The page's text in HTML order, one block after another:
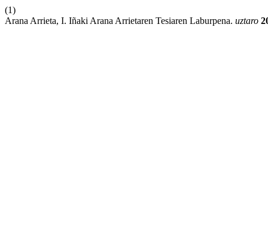
(1)
Arana Arrieta, I. Iñaki Arana Arrietaren Tesiaren Laburpena. uztaro